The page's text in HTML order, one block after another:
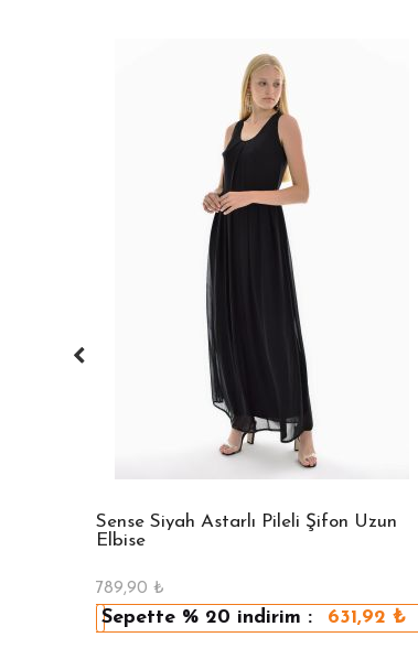
Sense Siyah Astarlı Pileli Şifon Uzun
Elbise
789,90 ₺
Sepette % 20 indirim : 631,92 ₺